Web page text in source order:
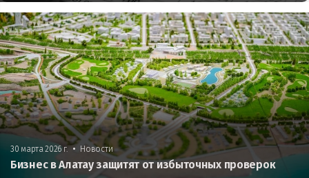
30 марта 2026 г. • Новости
Бизнес в Алатау защитят от избыточных проверок